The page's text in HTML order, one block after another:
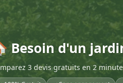
Besoin d'un
3 devis gratuits en 2